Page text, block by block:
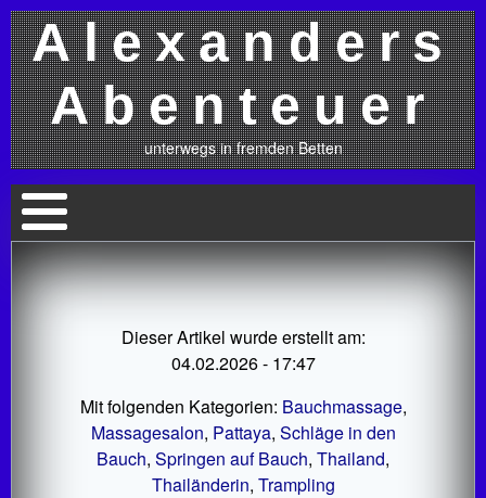
Alexanders
Abenteuer
unterwegs in fremden Betten
Dieser Artikel wurde erstellt am:
04.02.2026 - 17:47
Mit folgenden Kategorien: Bauchmassage,
Massagesalon, Pattaya, Schläge in den
Bauch, Springen auf Bauch, Thailand,
Thailänderin, Trampling